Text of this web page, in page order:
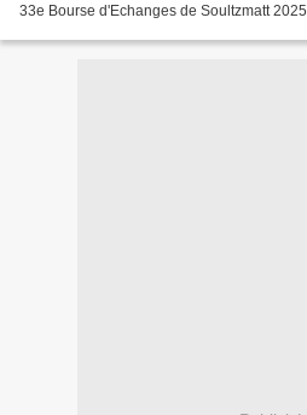
33e Bourse d'Echanges de Soultzmatt 2025